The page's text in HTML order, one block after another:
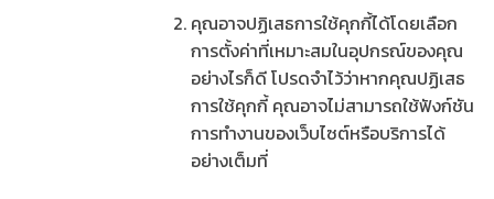
คุณอาจปฏิเสธการใช้คุกกี้ได้โดยเลือก
การตั้งค่าที่เหมาะสมในอุปกรณ์ของคุณ
อย่างไรก็ดี โปรดจำไว้ว่าหากคุณปฏิเสธ
การใช้คุกกี้ คุณอาจไม่สามารถใช้ฟังก์ชัน
การทำงานของเว็บไซต์หรือบริการได้
อย่างเต็มที่